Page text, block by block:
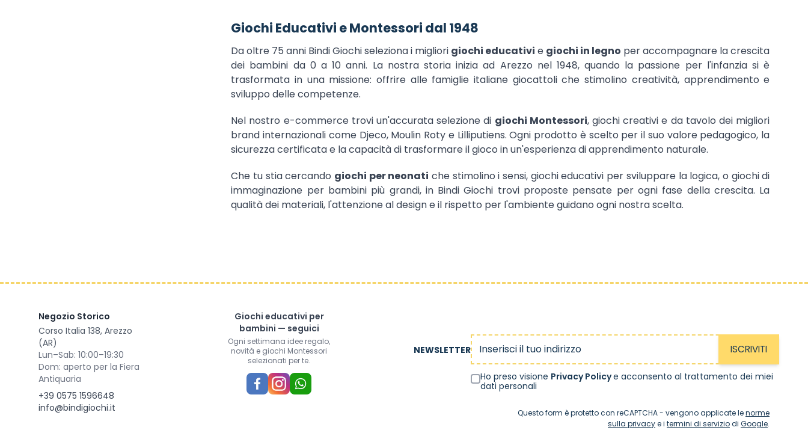
Giochi Educativi e Montessori dal 1948
Da oltre 75 anni Bindi Giochi seleziona i migliori giochi educativi e giochi in legno per accompagnare la crescita
dei bambini da 0 a 10 anni. La nostra storia inizia ad Arezzo nel 1948, quando la passione per l'infanzia si è
trasformata in una missione: offrire alle famiglie italiane giocattoli che stimolino creatività, apprendimento e
sviluppo delle competenze.
Nel nostro e-commerce trovi un'accurata selezione di giochi Montessori, giochi creativi e da tavolo dei migliori
brand internazionali come Djeco, Moulin Roty e Lilliputiens. Ogni prodotto è scelto per il suo valore pedagogico, la
sicurezza certificata e la capacità di trasformare il gioco in un'esperienza di apprendimento naturale.
Che tu stia cercando giochi per neonati che stimolino i sensi, giochi educativi per sviluppare la logica, o giochi di
immaginazione per bambini più grandi, in Bindi Giochi trovi proposte pensate per ogni fase della crescita. La
qualità dei materiali, l'attenzione al design e il rispetto per l'ambiente guidano ogni nostra scelta.
Negozio Storico
Corso Italia 138, Arezzo
(AR)
Lun–Sab: 10:00–19:30
Dom: aperto per la Fiera
Antiquaria
+39 0575 1596648
info@bindigiochi.it
Giochi educativi per
bambini — seguici
Ogni settimana idee regalo,
novità e giochi Montessori
selezionati per te.
NEWSLETTER
Indirizzo email
Ho preso visione Privacy Policye acconsento al trattamento dei miei
dati personali
ISCRIVITI
Questo form è protetto con reCAPTCHA - vengono applicate lenorme
sulla privacye i termini di serviziodi Google.